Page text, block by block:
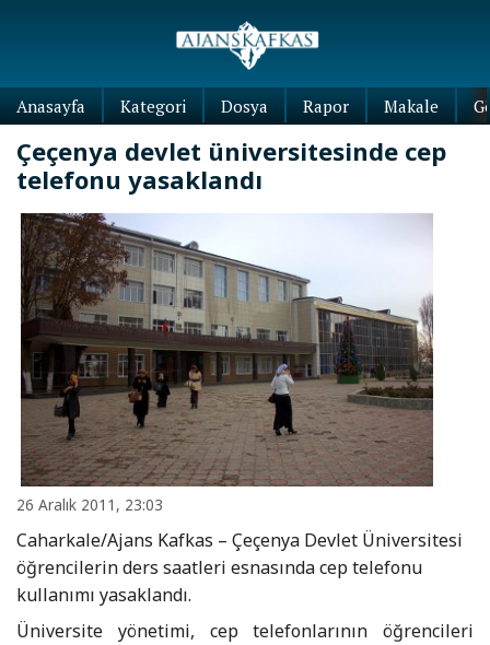
Anasayfa Kategori Dosya Rapor Makale
Çeçenya devlet üniversitesinde cep
telefonu yasaklandı
26 Aralık 2011, 23:03
Caharkale/Ajans Kafkas – Çeçenya Devlet Üniversitesi
öğrencilerin ders saatleri esnasında cep telefonu
kullanımı yasaklandı.
Üniversite yönetimi, cep telefonlarının öğrencileri